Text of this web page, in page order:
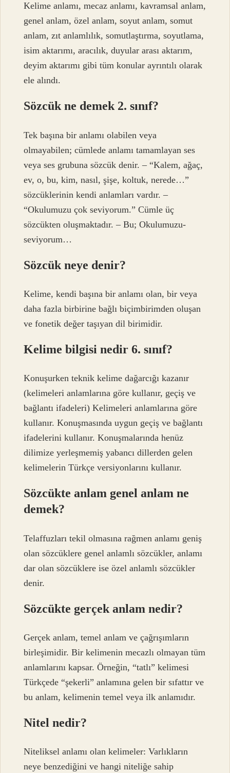
Kelime anlamı, mecaz anlamı, kavramsal anlam,
genel anlam, özel anlam, soyut anlam, somut
anlam, zıt anlamlılık, somutlaştırma, soyutlama,
isim aktarımı, aracılık, duyular arası aktarım,
deyim aktarımı gibi tüm konular ayrıntılı olarak
ele alındı.
Sözcük ne demek 2. sınıf?
Tek başına bir anlamı olabilen veya
olmayabilen; cümlede anlamı tamamlayan ses
veya ses grubuna sözcük denir. – “Kalem, ağaç,
ev, o, bu, kim, nasıl, şişe, koltuk, nerede…”
sözcüklerinin kendi anlamları vardır. –
“Okulumuzu çok seviyorum.” Cümle üç
sözcükten oluşmaktadır. – Bu; Okulumuzu-
seviyorum…
Sözcük neye denir?
Kelime, kendi başına bir anlamı olan, bir veya
daha fazla birbirine bağlı biçimbirimden oluşan
ve fonetik değer taşıyan dil birimidir.
Kelime bilgisi nedir 6. sınıf?
Konuşurken teknik kelime dağarcığı kazanır
(kelimeleri anlamlarına göre kullanır, geçiş ve
bağlantı ifadeleri) Kelimeleri anlamlarına göre
kullanır. Konuşmasında uygun geçiş ve bağlantı
ifadelerini kullanır. Konuşmalarında henüz
dilimize yerleşmemiş yabancı dillerden gelen
kelimelerin Türkçe versiyonlarını kullanır.
Sözcükte anlam genel anlam ne
demek?
Telaffuzları tekil olmasına rağmen anlamı geniş
olan sözcüklere genel anlamlı sözcükler, anlamı
dar olan sözcüklere ise özel anlamlı sözcükler
denir.
Sözcükte gerçek anlam nedir?
Gerçek anlam, temel anlam ve çağrışımların
birleşimidir. Bir kelimenin mecazlı olmayan tüm
anlamlarını kapsar. Örneğin, “tatlı” kelimesi
Türkçede “şekerli” anlamına gelen bir sıfattır ve
bu anlam, kelimenin temel veya ilk anlamıdır.
Nitel nedir?
Niteliksel anlamı olan kelimeler: Varlıkların
neye benzediğini ve hangi niteliğe sahip